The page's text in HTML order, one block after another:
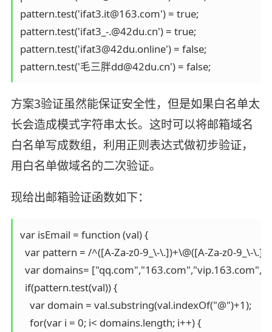
pattern.test('ifat3.it@163.com') = true;
pattern.test('ifat3_-.@42du.cn') = true;
pattern.test('ifat3@42du.online') = false;
pattern.test('毛三胖dd@42du.cn') = false;
方案3验证虽然能保证安全性，但是如果白名单太
长会造成模式字符串太长。这时可以将邮箱域名
白名单写成数组，利用正则表达式做初步验证，
用白名单做域名的二次验证。
现给出邮箱验证函数如下：
var isEmail = function (val) {
var pattern = /^([A-Za-z0-9_\-\.])+\@([A-Za-z0-9_\-
var domains=
  if(pattern.test(val)) {
    var domain = val.substring(val.indexOf("@")+1);
    for(var i = 0; i< domains.length; i++) {